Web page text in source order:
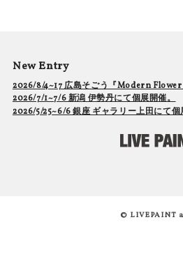
New Entry
2026/8/4~17 広島そごう『Modern
2026/7/1~7/6 新潟 伊勢丹にて個展開催。
2026/5/25~6/6 銀座 ギャラリー上田にて個
© LIVEPAINT